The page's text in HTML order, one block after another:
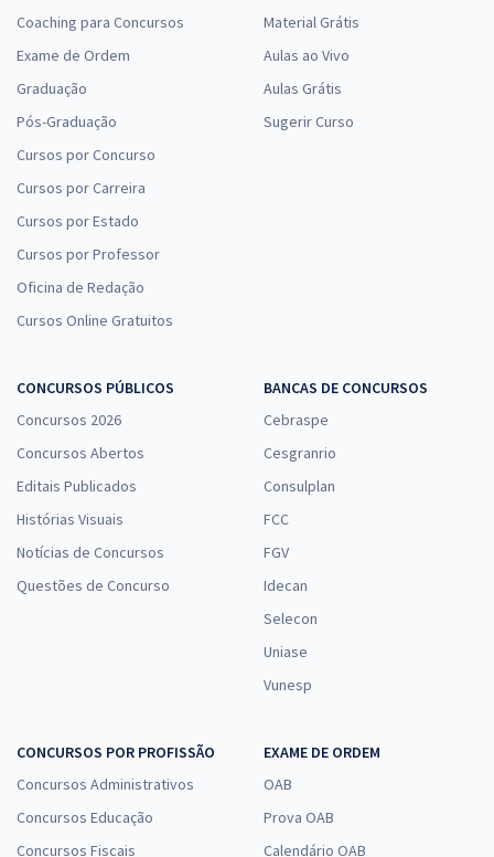
Coaching para Concursos
Exame de Ordem
Graduação
Pós-Graduação
Cursos por Concurso
Cursos por Carreira
Cursos por Estado
Cursos por Professor
Oficina de Redação
Cursos Online Gratuitos
Material Grátis
Aulas ao Vivo
Aulas Grátis
Sugerir Curso
CONCURSOS PÚBLICOS
Concursos 2026
Concursos Abertos
Editais Publicados
Histórias Visuais
Notícias de Concursos
Questões de Concurso
BANCAS DE CONCURSOS
Cebraspe
Cesgranrio
Consulplan
FCC
FGV
Idecan
Selecon
Uniase
Vunesp
CONCURSOS POR PROFISSÃO
Concursos Administrativos
Concursos Educação
Concursos Fiscais
EXAME DE ORDEM
OAB
Prova OAB
Calendário OAB